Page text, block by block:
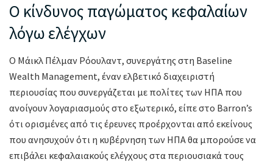
Ο κίνδυνος παγώματος κεφαλαίων
λόγω ελέγχων
Ο Μάικλ Πέλμαν Ρόουλαντ, συνεργάτης στη Baseline
Wealth Management, έναν ελβετικό διαχειριστή
περιουσίας που συνεργάζεται με πολίτες των ΗΠΑ που
ανοίγουν λογαριασμούς στο εξωτερικό, είπε στο Barron’s
ότι ορισμένες από τις έρευνες προέρχονται από εκείνους
που ανησυχούν ότι η κυβέρνηση των ΗΠΑ θα μπορούσε να
επιβάλει κεφαλαιακούς ελέγχους στα περιουσιακά τους